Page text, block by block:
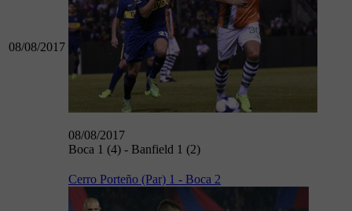
08/08/2017
08/08/2017
Boca 1 (4) - Banfield 1 (2)
Cerro Porteño (Par) 1 - Boca 2